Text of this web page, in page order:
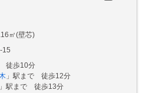
㎡(壁芯)
15
徒歩10分
」駅まで 徒歩12分
」駅まで 徒歩13分